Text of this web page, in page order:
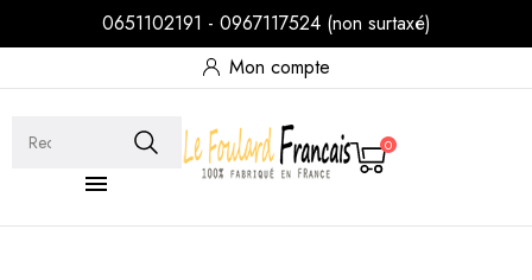
0651102191 - 0967117524 (non surtaxé)
Mon compte

0